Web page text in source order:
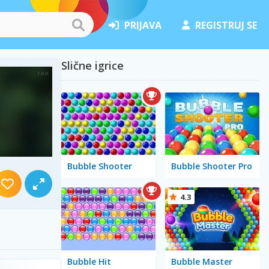
PRIJAVA REGISTRUJ SE
Slične igrice
Bubble Shooter Bubble Shooter Pro
Bubble Hit Bubble Master
4.3